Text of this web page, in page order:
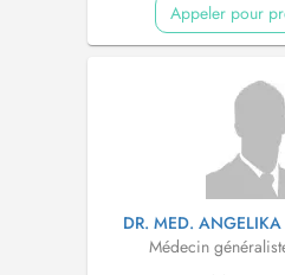
Appeler pour
DR. MED. ANGELIKA
Médecin